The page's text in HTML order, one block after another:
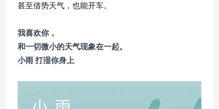
甚至借势天气，也能开车。
我喜欢你，
和一切微小的天气现象在一起。
小雨 打湿你身上